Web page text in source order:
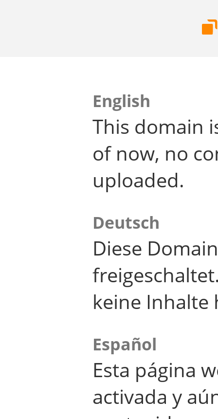
English
This domain
of now, no
uploaded.
Deutsch
Diese
keine Inhalte
Español
Esta página
activada y